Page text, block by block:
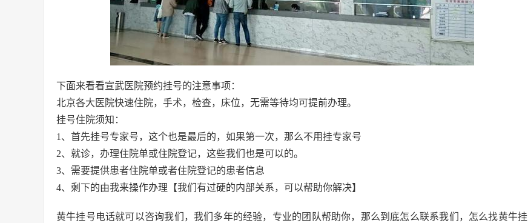
下面来看看宣武医院预约挂号的注意事项：
北京各大医院快速住院，手术，检查，床位，无需等待均可提前办理。
挂号住院须知：
1、首先挂号专家号，这个也是最后的，如果第一次，那么不用挂专家号
2、就诊，办理住院单或住院登记，这些我们也是可以的。
3、需要提供患者住院单或者住院登记的患者信息
4、剩下的由我来操作办理【我们有过硬的内部关系，可以帮助你解决】
黄牛挂号电话就可以咨询我们，我们多年的经验，专业的团队帮助你，那么到底怎么联系我们，怎么找黄牛挂